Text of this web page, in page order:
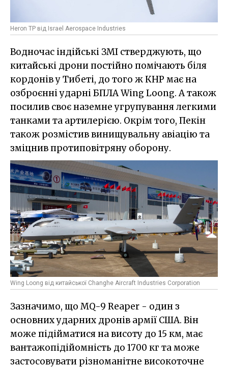
Heron TP від Israel Aerospace Industries
Водночас індійські ЗМІ стверджують, що
китайські дрони постійно помічають біля
кордонів у Тибеті, до того ж КНР має на
озброєнні ударні БПЛА Wing Loong. А також
посилив своє наземне угрупування легкими
танками та артилерією. Окрім того, Пекін
також розмістив винищувальну авіацію та
зміцнив протиповітряну оборону.
Wing Loong від китайської Changhe Aircraft Industries Corporation
Зазначимо, що MQ-9 Reaper - один з
основних ударних дронів армії США. Він
може підійматися на висоту до 15 км, має
вантажопідійомність до 1700 кг та може
застосовувати різноманітне високоточне